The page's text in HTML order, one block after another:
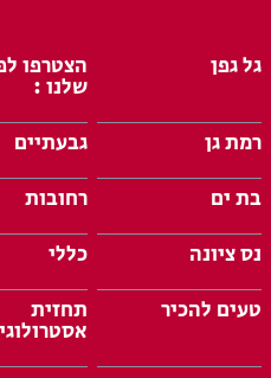
גל גפן הצטרפו
שלנו :
רמת גן
גבעתיים
בת ים
רחובות
נס ציונה
כללי
טעים להכיר
תחזית